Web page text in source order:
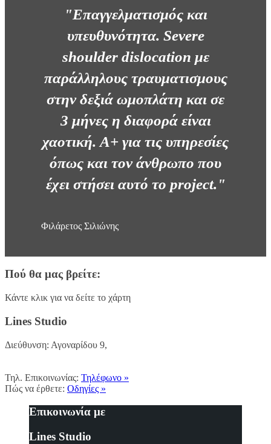
"Επαγγελματισμός και
υπευθυνότητα. Severe
shoulder dislocation με
παράλληλους τραυματισμους
στην δεξιά ωμοπλάτη και σε
3 μήνες η διαφορά είναι
χαοτική. A+ για τις υπηρεσίες
όπως και τον άνθρωπο που
έχει στήσει αυτό το project."
Φιλάρετος Σιλιώνης
Πού θα μας βρείτε:
Κάντε κλικ για να δείτε το χάρτη
Lines Studio
Διεύθυνση: Αγοναρίδου 9,
Τηλ. Επικοινωνίας: Τηλέφωνο »
Πώς να έρθετε: Οδηγίες »
Επικοινωνία με
Lines Studio